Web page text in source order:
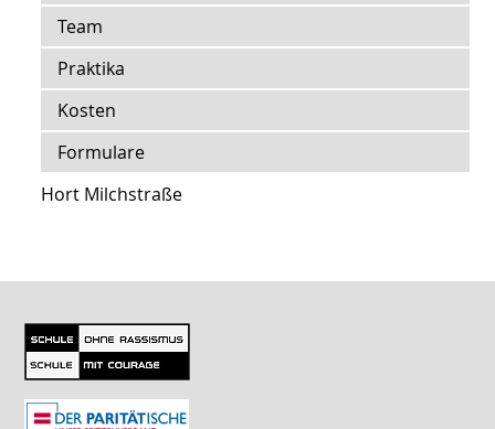
Team
Praktika
Kosten
Formulare
Hort Milchstraße